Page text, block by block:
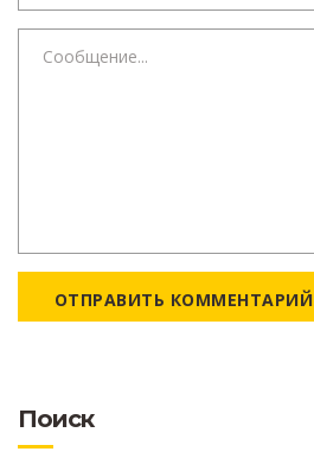
ОТПРАВИТЬ КОММЕНТАРИЙ
Поиск